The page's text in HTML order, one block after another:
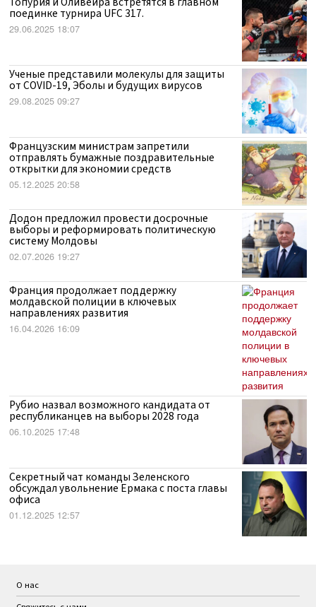
поединке турнира UFC 317.
29.06.2025 18:07
Ученые представили молекулы для защиты
от COVID-19, Эболы и будущих вирусов
29.08.2025 09:27
Французским министрам запретили
отправлять бумажные поздравительные
открытки для экономии средств
05.12.2025 20:58
Додон предложил провести досрочные
выборы и реформировать политическую
систему Молдовы
02.07.2026 19:27
Франция продолжает поддержку
молдавской полиции в ключевых
направлениях развития
16.04.2026 16:09
Рубио назвал возможного кандидата от
республиканцев на выборы 2028 года
06.10.2025 17:48
Секретный чат команды Зеленского
обсуждал увольнение Ермака с поста главы
офиса
01.12.2025 12:57
О нас